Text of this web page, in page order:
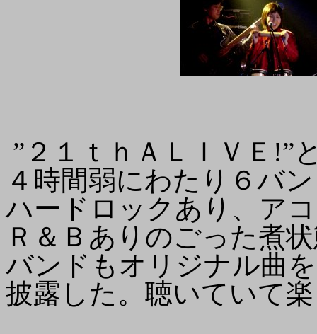
”２１ｔｈＡＬＩＶＥ!”
４時間弱にわたり６バ
ハードロックあり、ア
Ｒ＆Ｂありのごった煮
バンドもオリジナル曲
披露した。聴いていて